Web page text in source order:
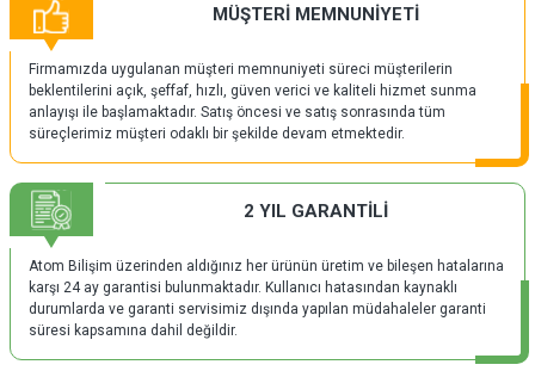
MÜŞTERİ MEMNUNİYETİ
Firmamızda uygulanan müşteri memnuniyeti süreci müşterilerin
beklentilerini açık, şeffaf, hızlı, güven verici ve kaliteli hizmet sunma
anlayışı ile başlamaktadır. Satış öncesi ve satış sonrasında tüm
süreçlerimiz müşteri odaklı bir şekilde devam etmektedir.
2 YIL GARANTİLİ
Atom Bilişim üzerinden aldığınız her ürünün üretim ve bileşen hatalarına
karşı 24 ay garantisi bulunmaktadır. Kullanıcı hatasından kaynaklı
durumlarda ve garanti servisimiz dışında yapılan müdahaleler garanti
süresi kapsamına dahil değildir.